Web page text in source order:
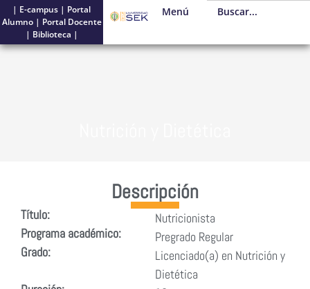
| E-campus | Portal
Alumno| Portal Docente
| Biblioteca |
Menú
Descripción
Título:
Nutricionista
Programa académico:
Pregrado Regular
Grado:
Licenciado(a) en Nutrición y
Dietética